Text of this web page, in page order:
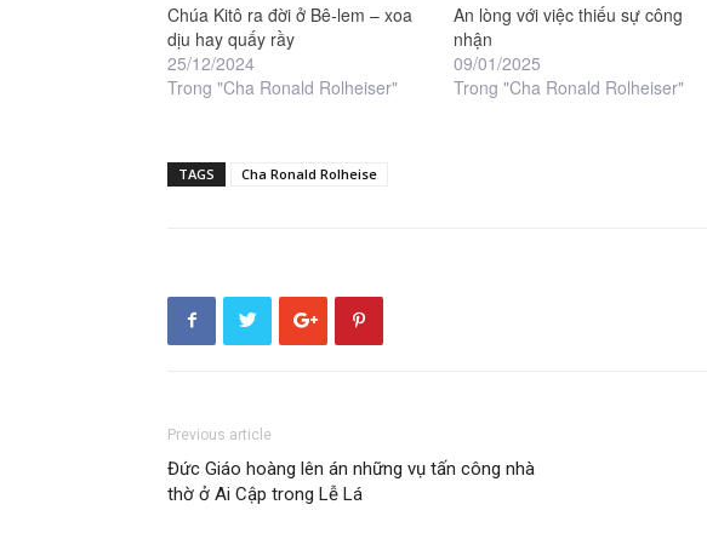
Chúa Kitô ra đời ở Bê-lem – xoa
dịu hay quấy rầy
25/12/2024
Trong "Cha Ronald Rolheiser"
An lòng với việc thiếu sự công
nhận
09/01/2025
Trong "Cha Ronald Rolheiser"
TAGS Cha Ronald Rolheise
Previous article
Đức Giáo hoàng lên án những vụ tấn công nhà
thờ ở Ai Cập trong Lễ Lá